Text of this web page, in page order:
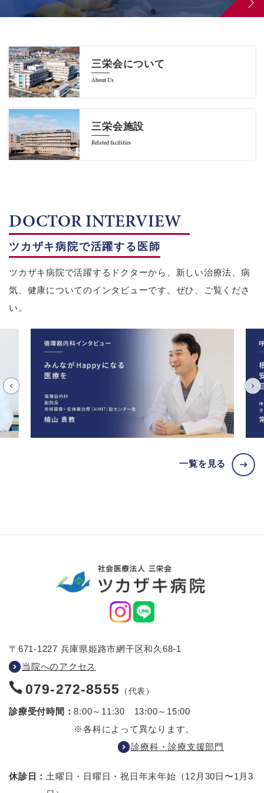
三栄会について
About Us
三栄会施設
Related facilities
DOCTOR INTERVIEW
ツカザキ病院で活躍する医師
ツカザキ病院で活躍するドクターから、新しい治療法、病
気、健康についてのインタビューです。ぜひ、ご覧くださ
い。
一覧を見る
〒671-1227 兵庫県姫路市網干区和久68-1
当院へのアクセス
079-272-8555 （代表）
診療受付時間：8:00～11:30 13:00～15:00
※各科によって異なります。
診療科・診療支援部門
休診日： 土曜日・日曜日・祝日年末年始（12月30日〜1月3